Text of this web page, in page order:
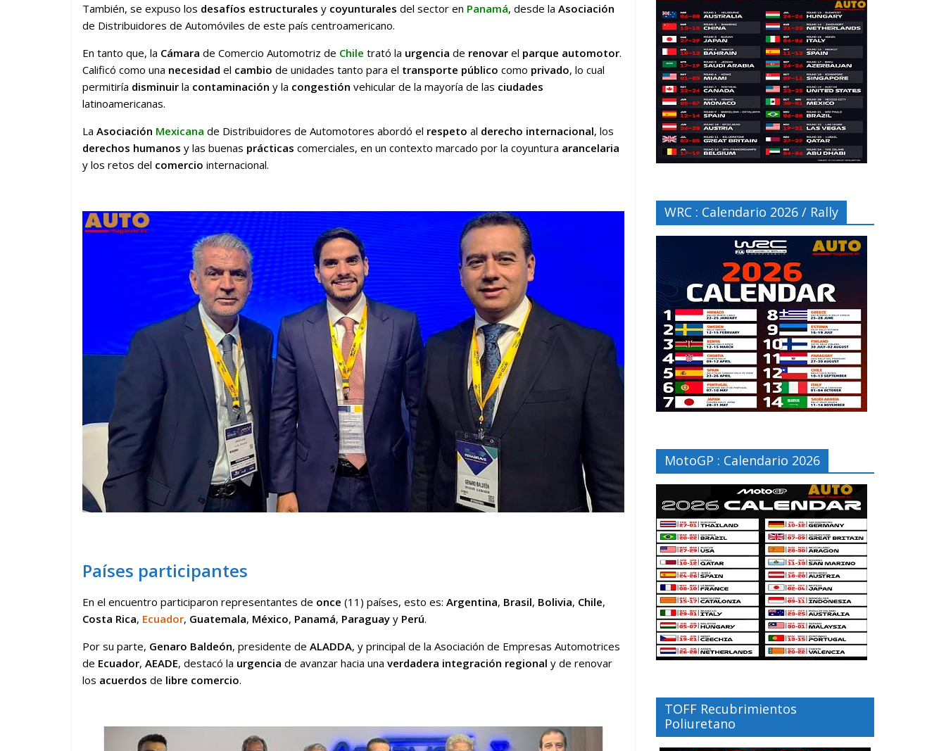
También, se expuso los desafíos estructurales y coyunturales del sector en Panamá, desde la Asociación
de Distribuidores de Automóviles de este país centroamericano.
En tanto que, la Cámara de Comercio Automotriz de Chile trató la urgencia de renovar el parque automotor.
Calificó como una necesidad el cambio de unidades tanto para el transporte público como privado, lo cual
permitiría disminuir la contaminación y la congestión vehicular de la mayoría de las ciudades
latinoamericanas.
La Asociación Mexicana de Distribuidores de Automotores abordó el respeto al derecho internacional, los
derechos humanos y las buenas prácticas comerciales, en un contexto marcado por la coyuntura arancelaria
y los retos del comercio internacional.
Países participantes
En el encuentro participaron representantes de once (11) países, esto es: Argentina, Brasil, Bolivia, Chile,
Costa Rica, Ecuador, Guatemala, México, Panamá, Paraguay y Perú.
Por su parte, Genaro Baldeón, presidente de ALADDA, y principal de la Asociación de Empresas Automotrices
de Ecuador, AEADE, destacó la urgencia de avanzar hacia una verdadera integración regional y de renovar
los acuerdos de libre comercio.
WRC : Calendario 2026 / Rally
MotoGP : Calendario 2026
TOFF Recubrimientos
Poliuretano